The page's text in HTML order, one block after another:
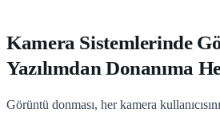
Kamera Sistemlerinde
Yazılımdan Donanıma
Görüntü donması, her kamera